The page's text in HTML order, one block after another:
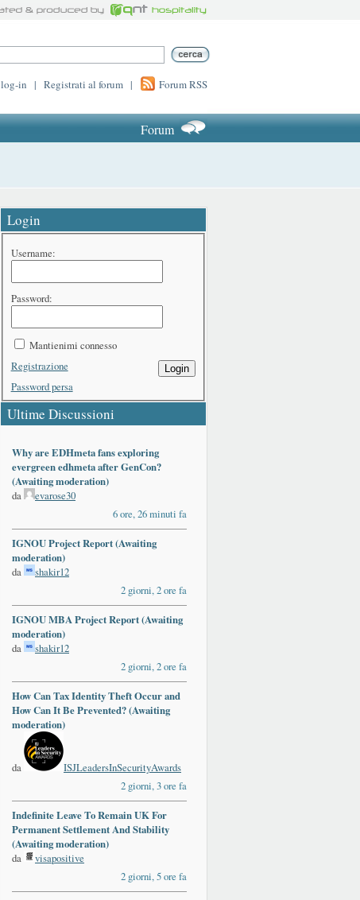
log-in | Registrati al forum | Forum RSS
Forum
Login
Username:
Password:
Mantienimi connesso
Login
Registrazione
Password persa
Ultime Discussioni
Why are EDHmeta fans exploring
evergreen edhmeta after GenCon?
(Awaiting moderation)
da
evarose30
6 ore, 26 minuti fa
IGNOU Project Report (Awaiting
moderation)
da
shakir12
2 giorni, 2 ore fa
IGNOU MBA Project Report (Awaiting
moderation)
da
shakir12
2 giorni, 2 ore fa
How Can Tax Identity Theft Occur and
How Can It Be Prevented? (Awaiting
moderation)
da
ISJLeadersInSecurityAwards
2 giorni, 3 ore fa
Indefinite Leave To Remain UK For
Permanent Settlement And Stability
(Awaiting moderation)
da
visapositive
2 giorni, 5 ore fa